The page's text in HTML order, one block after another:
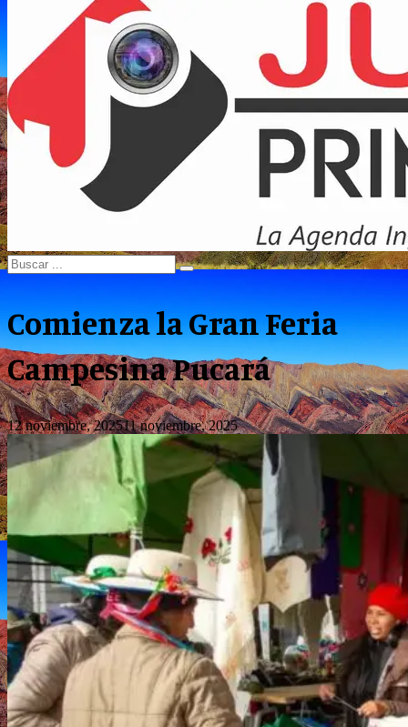
Search
for:
Search
Comienza la Gran Feria
Campesina Pucará
12 noviembre, 202511 noviembre, 2025